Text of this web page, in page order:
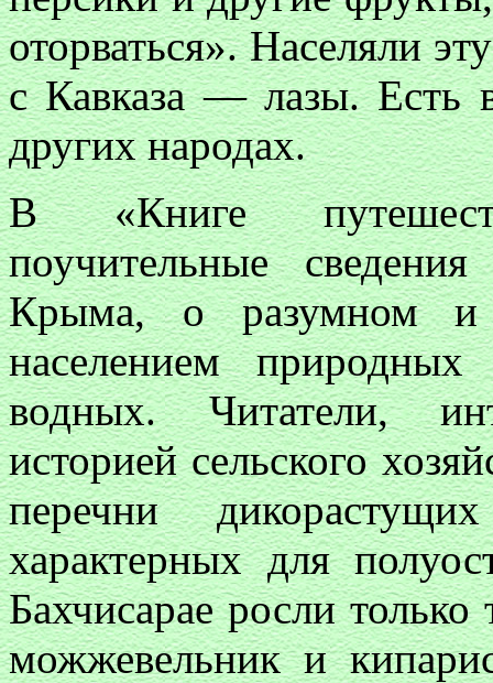
оторваться». Населяли
с Кавказа — лазы. Есть
других народах.
В «Книге
поучительные
Крыма, о разумном и
населением
водных. Читатели,
историей сельского
перечни
характерных для
Бахчисарае росли
можжевельник и